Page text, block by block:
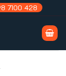
7100 428